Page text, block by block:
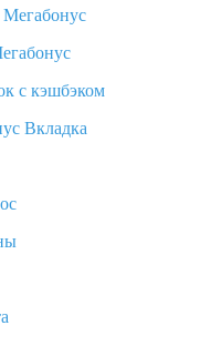
когда вернут деньги?
как их получить и
за метод доставки и
с Алиэкспресс
с кэшбэком
Вкладка